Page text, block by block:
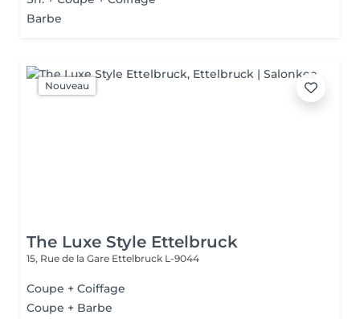
Barbe
Nouveau
The Luxe Style Ettelbruck
15, Rue de la Gare Ettelbruck L-9044
Coupe + Coiffage
Coupe + Barbe